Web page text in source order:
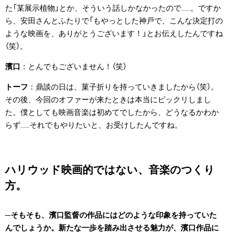
た「某展示植物」とか、そういう話しかなかったので……。ですか
ら、安田さんとふたりで「もやっとした神戸で、こんな決定打の
ような映画を、ありがとうございます！」とお伝えしたんですね
（笑）。
濱口 とんでもございません！（笑）
トーフ
鼎談の日は、菓子折りを持っていきましたから（笑）。
その後、今回のオファーが来たときは本当にビックリしまし
た。僕としても映画音楽は初めてでしたから、どうなるかわか
らず……それでもやりたいと、お受けしたんですね。
ハリウッド映画的ではない、音楽のつくり
方。
そもそも、濱口監督の作品にはどのような印象を持っていた
んでしょうか。新たな一歩を踏み出させる魅力が、濱口作品に